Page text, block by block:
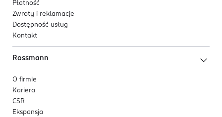
Płatność
Zwroty i reklamacje
Dostępność usług
Kontakt
Rossmann
O firmie
Kariera
CSR
Ekspansja